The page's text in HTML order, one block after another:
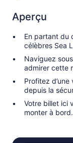
Aperçu
En partant du
célèbres Sea
Naviguez
admirer cette
Profitez
depuis la
Votre billet ici
monter à bord.